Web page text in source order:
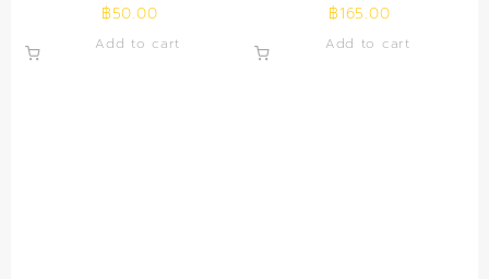
฿50.00
Add to cart
฿165.00
Add to cart